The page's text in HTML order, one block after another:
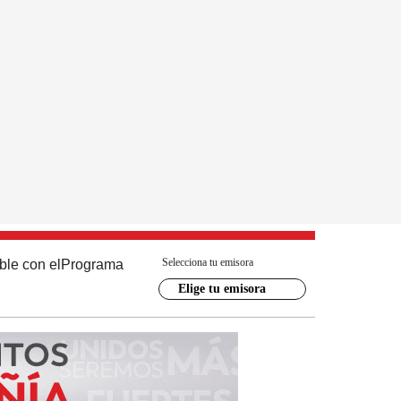
con el Programa Selecciona tu emisora
Elige tu emisora